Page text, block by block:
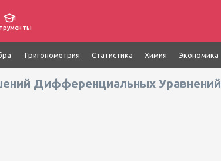
Тригонометрия Статистика Химия Экономика
Дифференциальных Уравнений